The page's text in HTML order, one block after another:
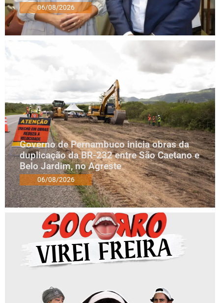
06/08/2026
Governo de Pernambuco inicia obras da
duplicação da BR-232 entre São Caetano e
Belo Jardim, no Agreste
06/08/2026